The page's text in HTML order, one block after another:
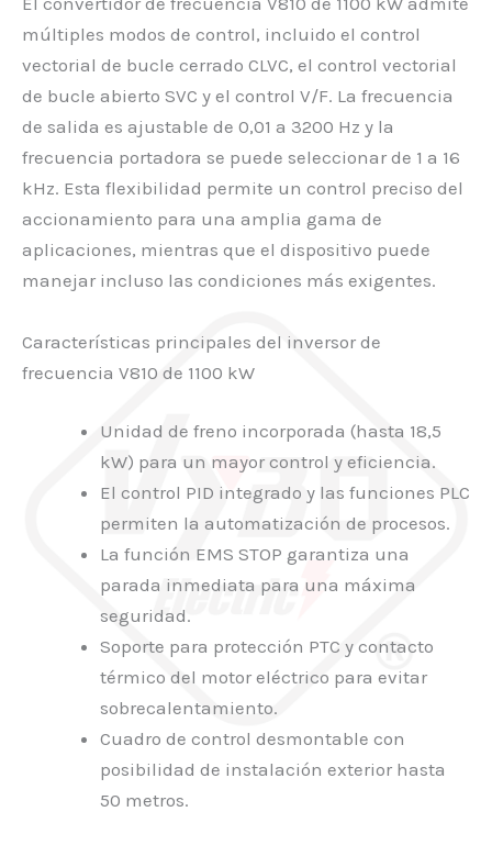
múltiples modos de control, incluido el control
vectorial de bucle cerrado CLVC, el control vectorial
de bucle abierto SVC y el control V/F. La frecuencia
de salida es ajustable de 0,01 a 3200 Hz y la
frecuencia portadora se puede seleccionar de 1 a 16
kHz. Esta flexibilidad permite un control preciso del
accionamiento para una amplia gama de
aplicaciones, mientras que el dispositivo puede
manejar incluso las condiciones más exigentes.
Características principales del inversor de
frecuencia V810 de 1100 kW
Unidad de freno incorporada (hasta 18,5
kW) para un mayor control y eficiencia.
El control PID integrado y las funciones PLC
permiten la automatización de procesos.
La función EMS STOP garantiza una
parada inmediata para una máxima
seguridad.
Soporte para protección PTC y contacto
térmico del motor eléctrico para evitar
sobrecalentamiento.
Cuadro de control desmontable con
posibilidad de instalación exterior hasta
50 metros.